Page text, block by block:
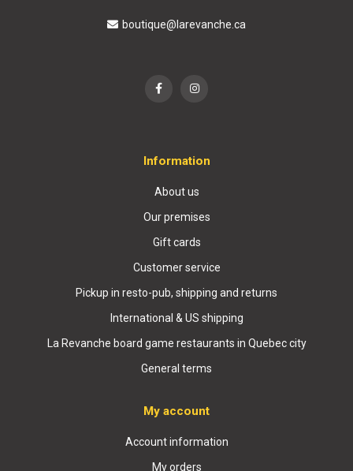
boutique@larevanche.ca
Information
About us
Our premises
Gift cards
Customer service
Pickup in resto-pub, shipping and returns
International & US shipping
La Revanche board game restaurants in Quebec city
General terms
My account
Account information
My orders